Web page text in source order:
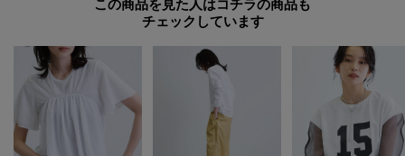
この商品を見た人はコチラの商品も
チェックしています